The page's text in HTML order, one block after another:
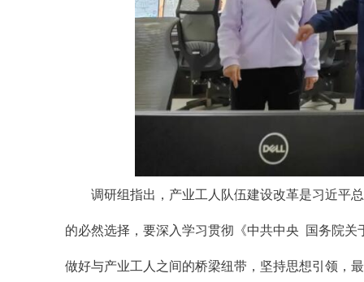
调研组指出，产业工人队伍建设改革是习近平
的必然选择，要深入学习贯彻《中共中央 国务院
做好与产业工人之间的桥梁纽带，坚持思想引领，